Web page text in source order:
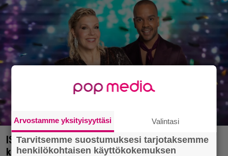
IS: Mysteerivideolla esiintynyt Tanssii tähtien
kanssa -juontaja tuli kasvoillaan julki
Arvostamme yksityisyyttäsi Valintasi
Tarvitsemme suostumuksesi tarjotaksemme
henkilökohtaisen käyttökokemuksen